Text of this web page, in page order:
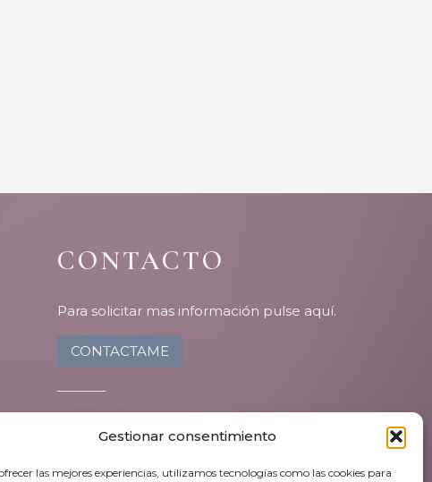
Gestionar consentimiento
las mejores experiencias, utilizamos tecnologías como las cookies para
CONTACTO
Para solicitar mas información pulse aquí.
CONTACTAME